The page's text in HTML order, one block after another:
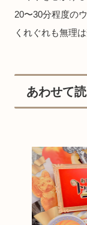
20〜30分程度の
くれぐれも無理は
あわせて